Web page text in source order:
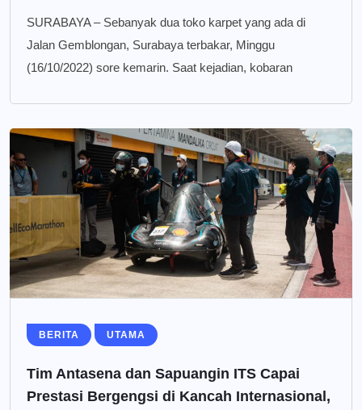
SURABAYA – Sebanyak dua toko karpet yang ada di
Jalan Gemblongan, Surabaya terbakar, Minggu
(16/10/2022) sore kemarin. Saat kejadian, kobaran
BERITA UTAMA
Tim Antasena dan Sapuangin ITS Capai
Prestasi Bergengsi di Kancah Internasional,